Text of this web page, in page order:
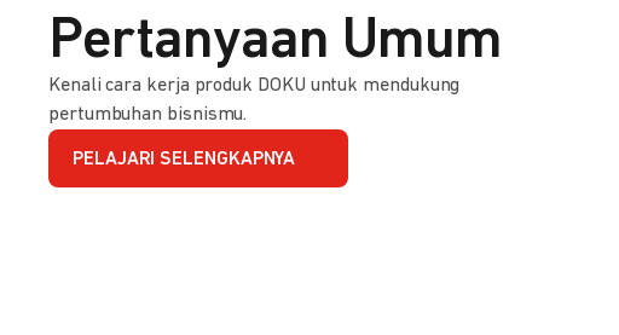
Pertanyaan Umum
Kenali cara kerja produk DOKU untuk mendukung
pertumbuhan bisnismu.
PELAJARI SELENGKAPNYA